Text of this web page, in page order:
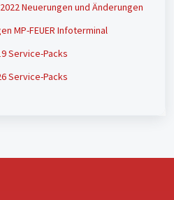
2022 Neuerungen und Änderungen
MP-FEUER Infoterminal
Service-Packs
Service-Packs